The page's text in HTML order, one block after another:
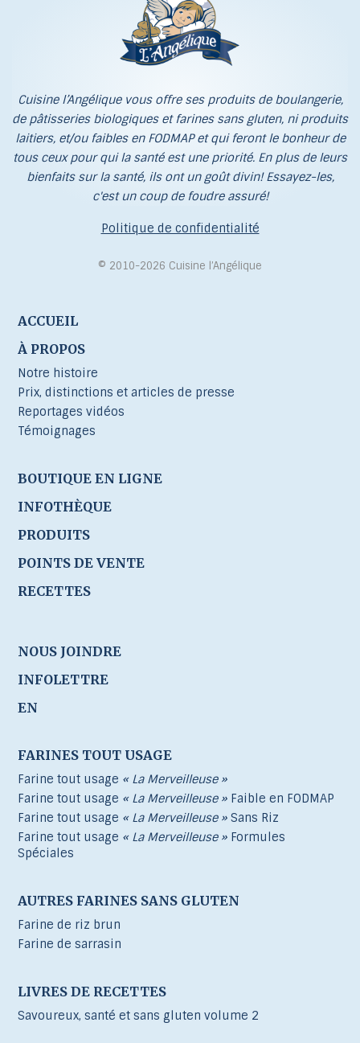
Cuisine l’Angélique vous offre ses produits de boulangerie,
de pâtisseries biologiques et farines sans gluten, ni produits
laitiers, et/ou faibles en FODMAP et qui feront le bonheur de
tous ceux pour qui la santé est une priorité. En plus de leurs
bienfaits sur la santé, ils ont un goût divin! Essayez-les,
c'est un coup de foudre assuré!
Politique de confidentialité
© 2010-2026 Cuisine l’Angélique
ACCUEIL
À PROPOS
Notre histoire
Prix, distinctions et articles de presse
Reportages vidéos
Témoignages
BOUTIQUE EN LIGNE
INFOTHÈQUE
PRODUITS
POINTS DE VENTE
RECETTES
NOUS JOINDRE
INFOLETTRE
EN
FARINES TOUT USAGE
Farine tout usage « La Merveilleuse »
Farine tout usage « La Merveilleuse » Faible en FODMAP
Farine tout usage « La Merveilleuse » Sans Riz
Farine tout usage « La Merveilleuse » Formules
Spéciales
AUTRES FARINES SANS GLUTEN
Farine de riz brun
Farine de sarrasin
LIVRES DE RECETTES
Savoureux, santé et sans gluten volume 2